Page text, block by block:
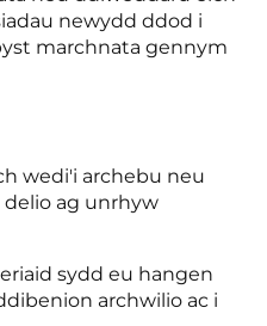
newydd ddod i
marchnata gennym
wedi'i archebu neu
ag unrhyw
sydd eu hangen
archwilio ac i